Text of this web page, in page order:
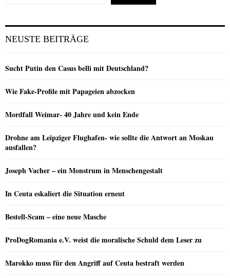
NEUSTE BEITRÄGE
Sucht Putin den Casus belli mit Deutschland?
Wie Fake-Profile mit Papageien abzocken
Mordfall Weimar- 40 Jahre und kein Ende
Drohne am Leipziger Flughafen- wie sollte die Antwort an Moskau
ausfallen?
Joseph Vacher – ein Monstrum in Menschengestalt
In Ceuta eskaliert die Situation erneut
Bestell-Scam – eine neue Masche
ProDogRomania e.V. weist die moralische Schuld dem Leser zu
Marokko muss für den Angriff auf Ceuta bestraft werden